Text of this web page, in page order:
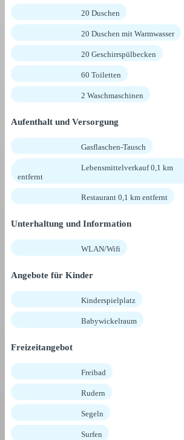
20 Duschen
20 Duschen mit Warmwasser
20 Geschirrspülbecken
60 Toiletten
2 Waschmaschinen
Aufenthalt und Versorgung
Gasflaschen-Tausch
Lebensmittelverkauf 0,1 km
entfernt
Restaurant 0,1 km entfernt
Unterhaltung und Information
WLAN/Wifi
Angebote für Kinder
Kinderspielplatz
Babywickelraum
Freizeitangebot
Freibad
Rudern
Segeln
Surfen